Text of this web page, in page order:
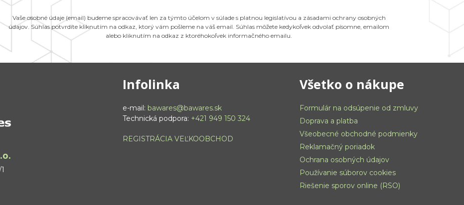
Vaše osobné údaje (email) budeme spracovávať len za týmto účelom v súlade s platnou legislatívou a zásadami ochrany osobných
údajov. Súhlas potvrdíte kliknutím na odkaz, ktorý vám pošleme na váš email. Súhlas môžete kedykoľvek odvolať písomne, emailom
alebo kliknutím na odkaz z ktoréhokoľvek informačného emailu.
Infolinka
e-mail: bawares@bawares.sk
Technická podpora: +421 949 150 324
REGISTRÁCIA VEĽKOOBCHOD
Všetko o nákupe
Formulár na odsúpenie od zmluvy
Doprava a platba
Všeobecné obchodné podmienky
Reklamačný poriadok
Ochrana osobných údajov
Používanie súborov cookies
Riešenie sporov online (RSO)